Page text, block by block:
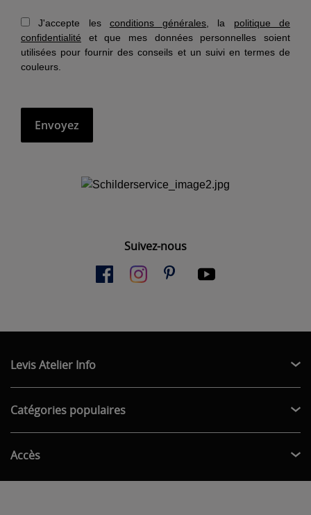
J'accepte les conditions générales, la politique de
confidentialité et que mes données personnelles soient
utilisées pour fournir des conseils et un suivi en termes de
couleurs.
Envoyez
Suivez-nous
Levis Atelier Info
Catégories populaires
Accès